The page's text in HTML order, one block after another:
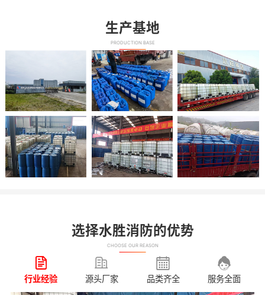
生产基地
PRODUCTION BASE
选择水胜消防的优势
CHOOSE OUR REASON
行业经验 源头厂家 品类齐全 服务全面